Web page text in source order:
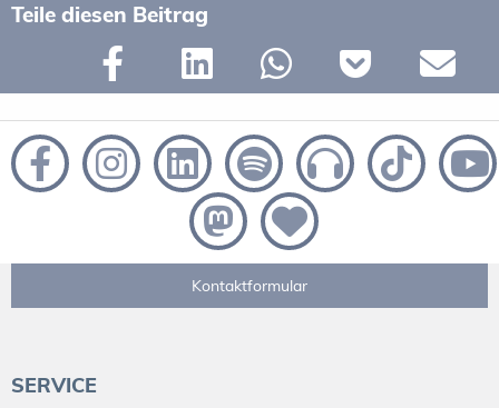
Teile diesen Beitrag
Kontaktformular
SERVICE